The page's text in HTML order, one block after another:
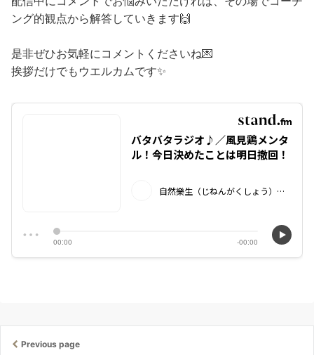
ング的観点から解答していきます🙌​
是非ぜひお気軽にコメントくださいね💌​
挨拶だけでもウエルカムです✨​
Previous page